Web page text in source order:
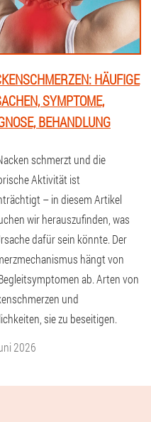
HÄUFIGE
SYMPTOME,
BEHANDLUNG
schmerzt und die
Aktivität ist
– in diesem Artikel
wir herauszufinden, was
dafür sein könnte. Der
hängt von
ab. Arten von
und
sie zu beseitigen.
2026